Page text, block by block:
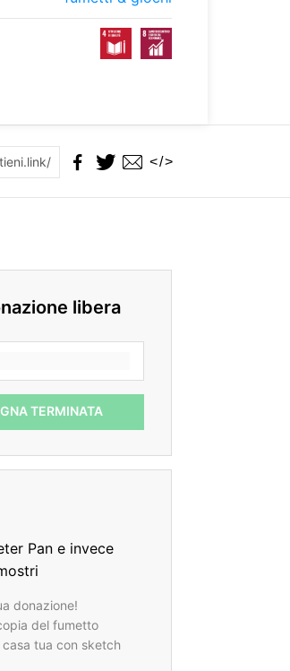
</>
libera
TERMINATA
Pan e invece
donazione!
del fumetto
tua con sketch